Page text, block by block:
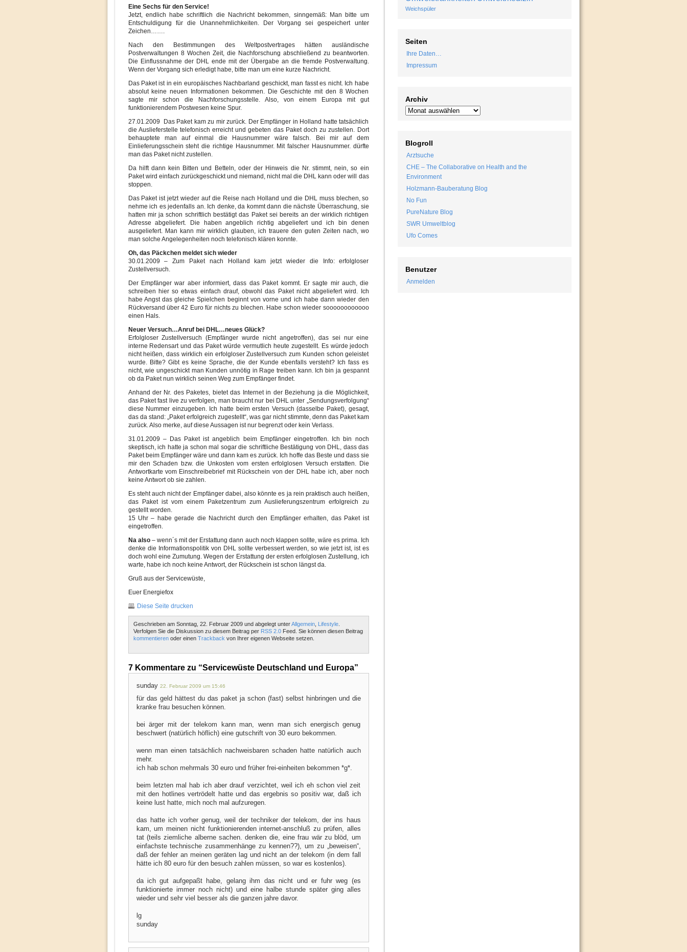
Eine Sechs für den Service!
Jetzt, endlich habe schriftlich die Nachricht bekommen, sinngemäß: Man bitte um
Entschuldigung für die Unannehmlichkeiten. Der Vorgang sei gespeichert unter
Zeichen…….
Nach den Bestimmungen des Weltpostvertrages hätten ausländische
Postverwaltungen 8 Wochen Zeit, die Nachforschung abschließend zu beantworten.
Die Einflussnahme der DHL ende mit der Übergabe an die fremde Postverwaltung.
Wenn der Vorgang sich erledigt habe, bitte man um eine kurze Nachricht.
Das Paket ist in ein europäisches Nachbarland geschickt, man fasst es nicht. Ich habe
absolut keine neuen Informationen bekommen. Die Geschichte mit den 8 Wochen
sagte mir schon die Nachforschungsstelle. Also, von einem Europa mit gut
funktionierendem Postwesen keine Spur.
27.01.2009 Das Paket kam zu mir zurück. Der Empfänger in Holland hatte tatsächlich
die Auslieferstelle telefonisch erreicht und gebeten das Paket doch zu zustellen. Dort
behauptete man auf einmal die Hausnummer wäre falsch. Bei mir auf dem
Einlieferungsschein steht die richtige Hausnummer. Mit falscher Hausnummer. dürfte
man das Paket nicht zustellen.
Da hilft dann kein Bitten und Betteln, oder der Hinweis die Nr. stimmt, nein, so ein
Paket wird einfach zurückgeschickt und niemand, nicht mal die DHL kann oder will das
stoppen.
Das Paket ist jetzt wieder auf die Reise nach Holland und die DHL muss blechen, so
nehme ich es jedenfalls an. Ich denke, da kommt dann die nächste Überraschung, sie
hatten mir ja schon schriftlich bestätigt das Paket sei bereits an der wirklich richtigen
Adresse abgeliefert. Die haben angeblich richtig abgeliefert und ich bin denen
ausgeliefert. Man kann mir wirklich glauben, ich trauere den guten Zeiten nach, wo
man solche Angelegenheiten noch telefonisch klären konnte.
Oh, das Päckchen meldet sich wieder
30.01.2009 – Zum Paket nach Holland kam jetzt wieder die Info: erfolgloser
Zustellversuch.
Der Empfänger war aber informiert, dass das Paket kommt. Er sagte mir auch, die
schreiben hier so etwas einfach drauf, obwohl das Paket nicht abgeliefert wird. Ich
habe Angst das gleiche Spielchen beginnt von vorne und ich habe dann wieder den
Rückversand über 42 Euro für nichts zu blechen. Habe schon wieder soooooooooooo
einen Hals.
Neuer Versuch…Anruf bei DHL…neues Glück?
Erfolgloser Zustellversuch (Empfänger wurde nicht angetroffen), das sei nur eine
interne Redensart und das Paket würde vermutlich heute zugestellt. Es würde jedoch
nicht heißen, dass wirklich ein erfolgloser Zustellversuch zum Kunden schon geleistet
wurde. Bitte? Gibt es keine Sprache, die der Kunde ebenfalls versteht? Ich fass es
nicht, wie ungeschickt man Kunden unnötig in Rage treiben kann. Ich bin ja gespannt
ob da Paket nun wirklich seinen Weg zum Empfänger findet.
Anhand der Nr. des Paketes, bietet das Internet in der Beziehung ja die Möglichkeit,
das Paket fast live zu verfolgen, man braucht nur bei DHL unter „Sendungsverfolgung“
diese Nummer einzugeben. Ich hatte beim ersten Versuch (dasselbe Paket), gesagt,
das da stand: „Paket erfolgreich zugestellt“, was gar nicht stimmte, denn das Paket kam
zurück. Also merke, auf diese Aussagen ist nur begrenzt oder kein Verlass.
31.01.2009 – Das Paket ist angeblich beim Empfänger eingetroffen. Ich bin noch
skeptisch, ich hatte ja schon mal sogar die schriftliche Bestätigung von DHL, dass das
Paket beim Empfänger wäre und dann kam es zurück. Ich hoffe das Beste und dass sie
mir den Schaden bzw. die Unkosten vom ersten erfolglosen Versuch erstatten. Die
Antwortkarte vom Einschreibebrief mit Rückschein von der DHL habe ich, aber noch
keine Antwort ob sie zahlen.
Es steht auch nicht der Empfänger dabei, also könnte es ja rein praktisch auch heißen,
das Paket ist vom einem Paketzentrum zum Auslieferungszentrum erfolgreich zu
gestellt worden.
15 Uhr – habe gerade die Nachricht durch den Empfänger erhalten, das Paket ist
eingetroffen.
Na also– wenn´s mit der Erstattung dann auch noch klappen sollte, wäre es prima. Ich
denke die Informationspolitik von DHL sollte verbessert werden, so wie jetzt ist, ist es
doch wohl eine Zumutung. Wegen der Erstattung der ersten erfolglosen Zustellung, ich
warte, habe ich noch keine Antwort, der Rückschein ist schon längst da.
Gruß aus der Servicewüste,
Euer Energiefox
Diese Seite drucken
Geschrieben am Sonntag, 22. Februar 2009 und abgelegt unterAllgemein, Lifestyle.
Verfolgen Sie die Diskussion zu diesem Beitrag per RSS 2.0Feed. Sie können diesen Beitrag
kommentierenoder einen Trackback von Ihrer eigenen Webseite setzen.
7 Kommentare zu “Servicewüste Deutschland und Europa”
sunday 22. Februar 2009 um 15:46
für das geld hättest du das paket ja schon (fast) selbst hinbringen und die
kranke frau besuchen können.
bei ärger mit der telekom kann man, wenn man sich energisch genug
beschwert (natürlich höflich) eine gutschrift von 30 euro bekommen.
wenn man einen tatsächlich nachweisbaren schaden hatte natürlich auch
mehr.
ich hab schon mehrmals 30 euro und früher frei-einheiten bekommen *g*.
beim letzten mal hab ich aber drauf verzichtet, weil ich eh schon viel zeit
mit den hotlines vertrödelt hatte und das ergebnis so positiv war, daß ich
keine lust hatte, mich noch mal aufzuregen.
das hatte ich vorher genug, weil der techniker der telekom, der ins haus
kam, um meinen nicht funktionierenden internet-anschluß zu prüfen, alles
tat (teils ziemliche alberne sachen. denken die, eine frau wär zu blöd, um
einfachste technische zusammenhänge zu kennen??), um zu „beweisen“,
daß der fehler an meinen geräten lag und nicht an der telekom (in dem fall
hätte ich 80 euro für den besuch zahlen müssen, so war es kostenlos).
da ich gut aufgepaßt habe, gelang ihm das nicht und er fuhr weg (es
funktionierte immer noch nicht) und eine halbe stunde später ging alles
wieder und sehr viel besser als die ganzen jahre davor.
lg
sunday
Weichspüler
Seiten
Ihre Daten…
Impressum
Archiv
Blogroll
Arztsuche
CHE – The Collaborative on Health and the
Environment
Holzmann-Bauberatung Blog
No Fun
PureNature Blog
SWR Umweltblog
Ufo Comes
Benutzer
Anmelden